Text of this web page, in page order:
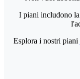
I piani includono la
Esplora i nostri piani